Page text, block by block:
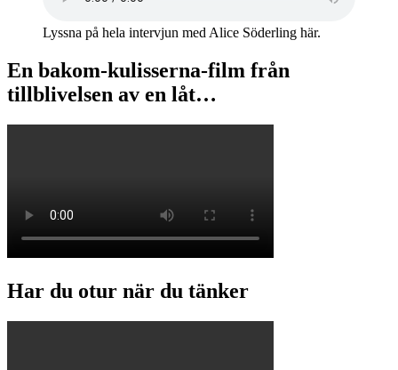
Lyssna på hela intervjun med Alice Söderling här.
En bakom-kulisserna-film från
tillblivelsen av en låt…
Har du otur när du tänker